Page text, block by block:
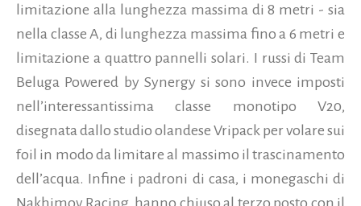
limitazione alla lunghezza massima di 8 metri - sia
nella classe A, di lunghezza massima fino a 6 metri e
limitazione a quattro pannelli solari. I russi di Team
Beluga Powered by Synergy si sono invece imposti
nell’interessantissima classe monotipo V20,
disegnata dallo studio olandese Vripack per volare sui
foil in modo da limitare al massimo il trascinamento
dell’acqua. Infine i padroni di casa, i monegaschi di
Nakhimov Racing, hanno chiuso al terzo posto con il